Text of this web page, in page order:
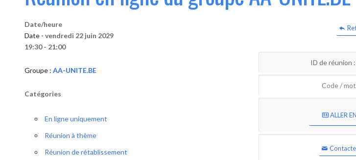
Date/heure
Date - vendredi 22 juin 2029
19:30 - 21:00
Groupe : AA-UNITE.BE
Catégories
En ligne uniquement
Réunion à thème
Réunion de rétablissement
ID de réunion :
Code /
ALLER